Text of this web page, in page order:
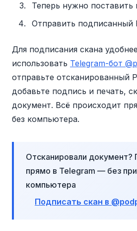
Теперь нужно поставить
Отправить подписанный
Для подписания скана
использовать Telegram-бот
отправьте отсканированный
добавьте подпись и печать,
документ. Всё происходит
без компьютера.
Отсканировали документ?
прямо в Telegram — без
компьютера
Подписать скан в